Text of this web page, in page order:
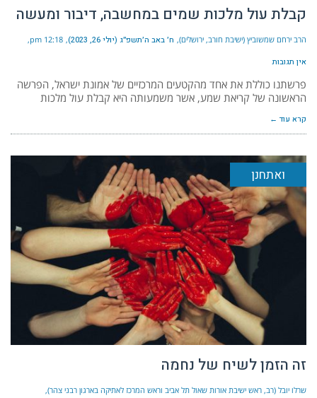
קבלת עול מלכות שמים במחשבה, דיבור ומעשה
הרב ירחם שמשוביץ (ישיבת חורב, ירושלים) ח׳ באב ה׳תשפ״ג (יולי 26, 2023) 12:18 pm
אין תגובות
פרשתנו כוללת את אחד מהקטעים המרכזיים של אמונת ישראל, הפרשה
הראשונה של קריאת שמע, אשר משמעותה היא קבלת עול מלכות
קרא עוד ←
ואתחנן
זה הזמן לשיח של נחמה
שרלו יובל (רב, ראש ישיבת אורות שאול תל אביב וראש המרכז לאתיקה בארגון רבני צהר)